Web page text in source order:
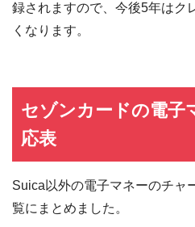
録されますので、今後5年はク
くなります。
セゾンカードの電子
応表
Suica以外の電子マネーのチャ
覧にまとめました。